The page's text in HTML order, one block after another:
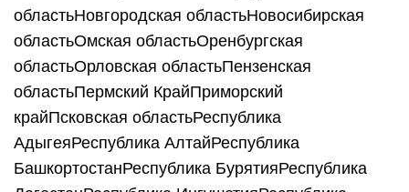
областьНовгородская областьНовосибирская
областьОмская областьОренбургская
областьОрловская областьПензенская
областьПермский КрайПриморский
крайПсковская областьРеспублика
АдыгеяРеспублика АлтайРеспублика
БашкортостанРеспублика БурятияРеспублика